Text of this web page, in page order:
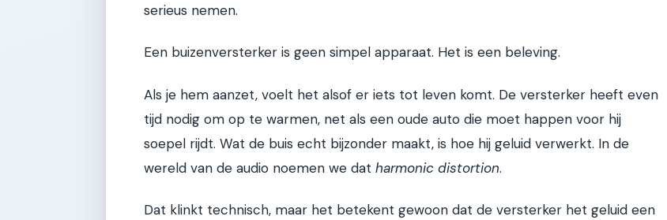
serieus nemen.
Een buizenversterker is geen simpel apparaat. Het is een beleving.
Als je hem aanzet, voelt het alsof er iets tot leven komt. De versterker heeft even
tijd nodig om op te warmen, net als een oude auto die moet happen voor hij
soepel rijdt. Wat de buis echt bijzonder maakt, is hoe hij geluid verwerkt. In de
wereld van de audio noemen we dat harmonic distortion.
Dat klinkt technisch, maar het betekent gewoon dat de versterker het geluid een